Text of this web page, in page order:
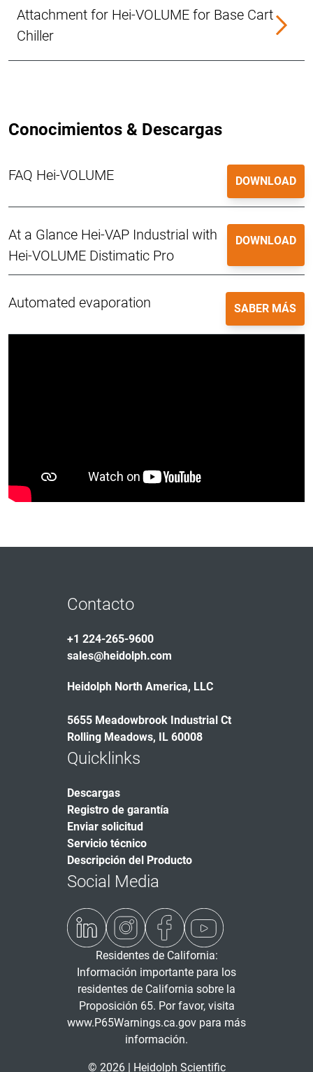
Attachment for Hei-VOLUME for Base Cart
Chiller
Conocimientos & Descargas
FAQ Hei-VOLUME DOWNLOAD
At a Glance Hei-VAP Industrial with
Hei-VOLUME Distimatic Pro
DOWNLOAD
Automated evaporation SABER MÁS
Contacto
+1 224-265-9600
sales@heidolph.com
Heidolph North America, LLC
5655 Meadowbrook Industrial Ct
Rolling Meadows, IL 60008
Quicklinks
Descargas
Registro de garantía
Enviar solicitud
Servicio técnico
Descripción del Producto
Social Media
Residentes de California:
Información importante para los
residentes de California sobre la
Proposición 65. Por favor, visita
www.P65Warnings.ca.gov para más
información.
© 2026 | Heidolph Scientific